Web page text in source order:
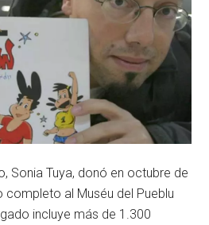
Sonia Tuya, donó en octubre de
al Muséu del Pueblu
incluye más de 1.300